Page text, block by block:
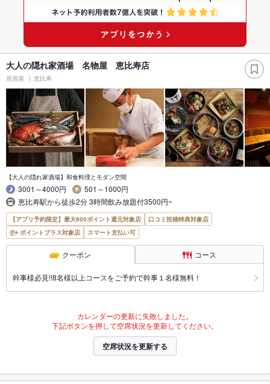
大人の隠れ家酒場 名物屋 恵比寿店
居酒屋 恵比寿
【大人の隠れ家酒場】和食料理とモダン空間
3001～4000円
501～1000円
恵比寿駅から徒歩2分 3時間飲み放題付3500円~
【アプリ予約限定】最大800ポイント還元対象店
口コミ投稿特典対象店
ポイントプラス対象店
スマート支払い可
クーポン コース
幹事様必見!!8名様以上コースをご予約で幹事１名様無料！
カレンダーの更新に失敗しました。
下記ボタンを押して空席状況を更新してください。
空席状況を更新する